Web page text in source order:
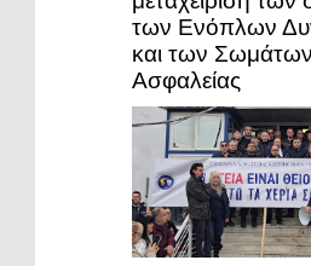
των Ενόπλων
και των Σωμάτων
Ασφαλείας